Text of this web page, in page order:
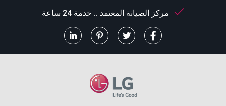
مركز الصيانة المعتمد .. خدمة 24 ساعة